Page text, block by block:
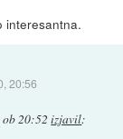
interesantna.
20:56
ob 20:52 izjavil: